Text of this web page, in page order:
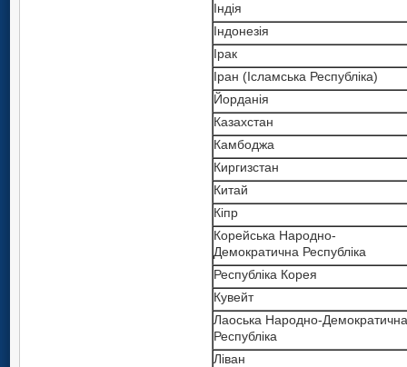
Індія
Індонезія
Ірак
Іран (Ісламська Республіка)
Йорданія
Казахстан
Камбоджа
Киргизстан
Китай
Кiпр
Корейська Народно-
Демократична Республіка
Республіка Корея
Кувейт
Лаоська Народно-Демократична
Республіка
Ліван